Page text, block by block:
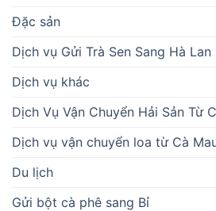
Đặc sản
Dịch vụ Gửi Trà Sen Sang Hà Lan
Dịch vụ khác
Dịch Vụ Vận Chuyển Hải Sản Từ
Dịch vụ vận chuyển loa từ Cà
Du lịch
Gửi bột cà phê sang Bỉ